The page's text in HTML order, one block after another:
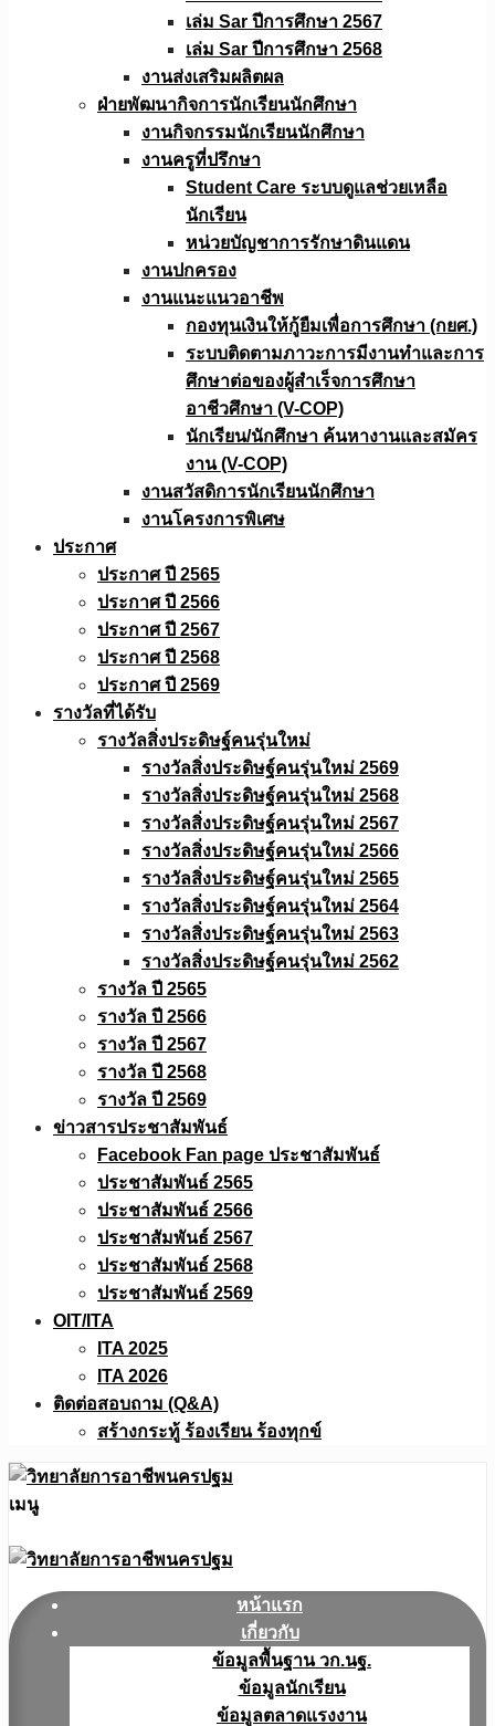
เล่ม Sar ปีการศึกษา 2567
เล่ม Sar ปีการศึกษา 2568
งานส่งเสริมผลิตผล
ฝ่ายพัฒนากิจการนักเรียนนักศึกษา
งานกิจกรรมนักเรียนนักศึกษา
งานครูที่ปรึกษา
Student Care ระบบดูแลช่วยเหลือ
นักเรียน
หน่วยบัญชาการรักษาดินแดน
งานปกครอง
งานแนะแนวอาชีพ
กองทุนเงินให้กู้ยืมเพื่อการศึกษา (กยศ.)
ระบบติดตามภาวะการมีงานทำและการ
ศึกษาต่อของผู้สำเร็จการศึกษา
อาชีวศึกษา (V-COP)
นักเรียน/นักศึกษา ค้นหางานและสมัคร
งาน (V-COP)
งานสวัสดิการนักเรียนนักศึกษา
งานโครงการพิเศษ
ประกาศ
ประกาศ ปี 2565
ประกาศ ปี 2566
ประกาศ ปี 2567
ประกาศ ปี 2568
ประกาศ ปี 2569
รางวัลที่ได้รับ
รางวัลสิ่งประดิษฐ์คนรุ่นใหม่
รางวัลสิ่งประดิษฐ์คนรุ่นใหม่ 2569
รางวัลสิ่งประดิษฐ์คนรุ่นใหม่ 2568
รางวัลสิ่งประดิษฐ์คนรุ่นใหม่ 2567
รางวัลสิ่งประดิษฐ์คนรุ่นใหม่ 2566
รางวัลสิ่งประดิษฐ์คนรุ่นใหม่ 2565
รางวัลสิ่งประดิษฐ์คนรุ่นใหม่ 2564
รางวัลสิ่งประดิษฐ์คนรุ่นใหม่ 2563
รางวัลสิ่งประดิษฐ์คนรุ่นใหม่ 2562
รางวัล ปี 2565
รางวัล ปี 2566
รางวัล ปี 2567
รางวัล ปี 2568
รางวัล ปี 2569
ข่าวสารประชาสัมพันธ์
Facebook Fan page ประชาสัมพันธ์
ประชาสัมพันธ์ 2565
ประชาสัมพันธ์ 2566
ประชาสัมพันธ์ 2567
ประชาสัมพันธ์ 2568
ประชาสัมพันธ์ 2569
OIT/ITA
ITA 2025
ITA 2026
ติดต่อสอบถาม (Q&A)
สร้างกระทู้ ร้องเรียน ร้องทุกข์
เมนู
หน้าแรก
เกี่ยวกับ
ข้อมูลพื้นฐาน วก.นฐ.
ข้อมูลนักเรียน
ข้อมูลตลาดแรงงาน